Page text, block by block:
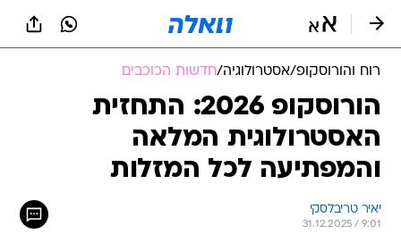
רוח והורוסקופ/אסטרולוגיה/חדשות הכוכבים
הורוסקופ 2026: התחזית
האסטרולוגית המלאה
והמפתיעה לכל המזלות
יאיר טריבלסקי
31.12.2025 / 9:01